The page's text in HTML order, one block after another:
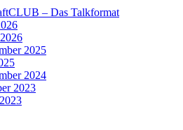
– Das Talkformat
2025
2024
2023